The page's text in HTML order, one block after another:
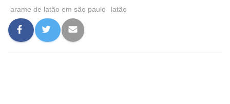
arame de latão em são paulo
latão